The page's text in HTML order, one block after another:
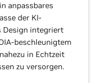
anpassbares
der KI-
Design integriert
beschleunigtem
in Echtzeit
zu versorgen.